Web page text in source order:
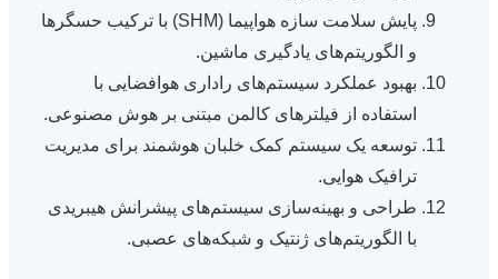
پایش سلامت سازه هواپیما (SHM) با ترکیب حسگرها
و الگوریتم‌های یادگیری ماشین.
بهبود عملکرد سیستم‌های راداری هوافضایی با
استفاده از فیلترهای کالمن مبتنی بر هوش مصنوعی.
توسعه یک سیستم کمک خلبان هوشمند برای مدیریت
ترافیک هوایی.
طراحی و بهینه‌سازی سیستم‌های پیشرانش هیبریدی
با الگوریتم‌های ژنتیک و شبکه‌های عصبی.